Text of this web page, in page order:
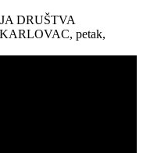
DRUŠTVA
petak,